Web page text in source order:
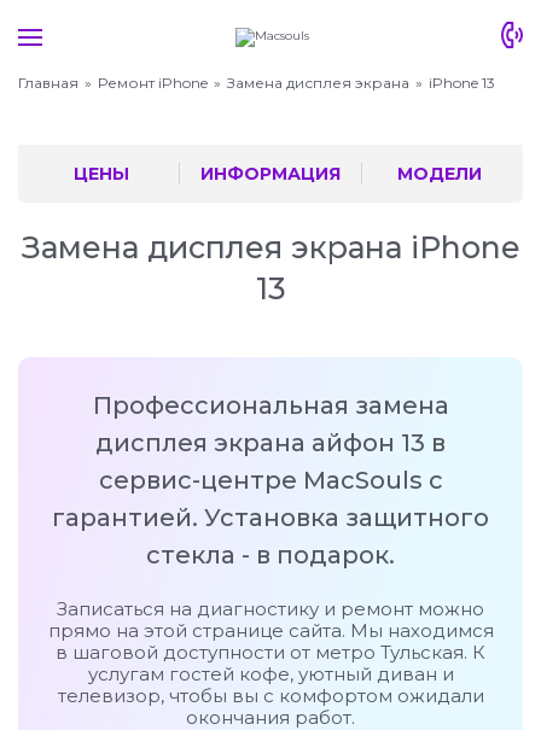
Главная Ремонт iPhone Замена дисплея экрана iPhone 13
ЦЕНЫ ИНФОРМАЦИЯ МОДЕЛИ
Замена дисплея экрана iPhone
13
Профессиональная замена
дисплея экрана айфон 13 в
сервис-центре MacSouls с
гарантией. Установка защитного
стекла - в подарок.
Записаться на диагностику и ремонт можно
прямо на этой странице сайта. Мы находимся
в шаговой доступности от метро Тульская. К
услугам гостей кофе, уютный диван и
телевизор, чтобы вы с комфортом ожидали
окончания работ.